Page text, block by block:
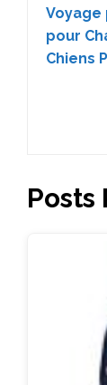
Voyage
pour
Chiens
Posts